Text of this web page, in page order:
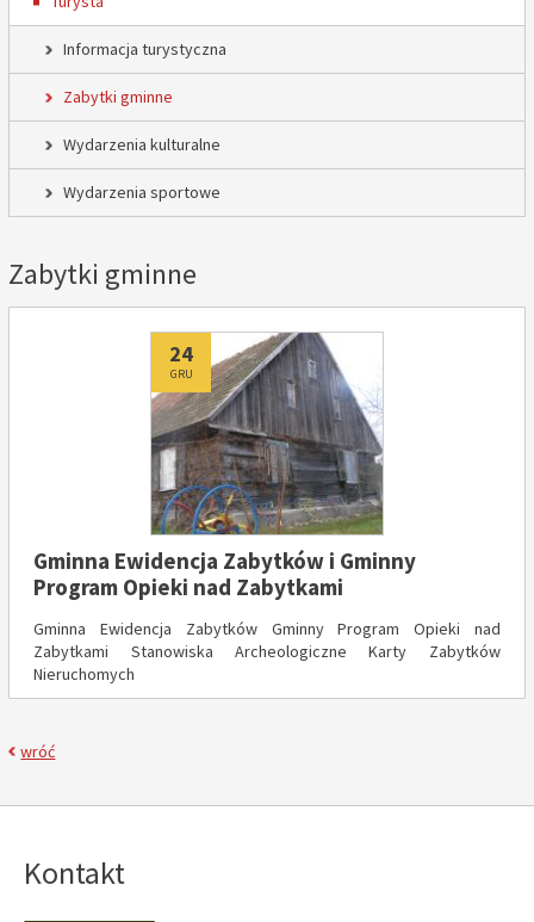
Informacja turystyczna
Zabytki gminne
Wydarzenia kulturalne
Wydarzenia sportowe
Zabytki gminne
Dodano
24
GRU
Gminna Ewidencja Zabytków i Gminny
Program Opieki nad Zabytkami
Gminna Ewidencja Zabytków Gminny Program Opieki nad
Zabytkami Stanowiska Archeologiczne Karty Zabytków
Nieruchomych
wróć
Kontakt